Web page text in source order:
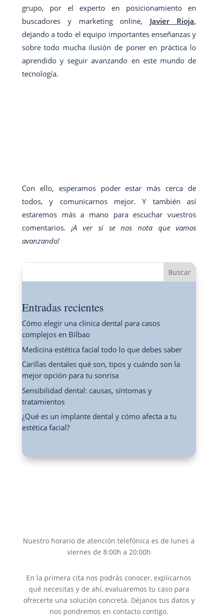
grupo, por el experto en posicionamiento en
buscadores y marketing online, Javier Rioja,
dejando a todo el equipo importantes enseñanzas y
sobre todo mucha ilusión de poner en práctica lo
aprendido y seguir avanzando en este mundo de
tecnología.
Con ello, esperamos poder estar más cerca de
todos, y comunicarnos mejor. Y también así
estaremos más a mano para escuchar vuestros
comentarios. ¡A ver si se nos nota que vamos
avanzando!
Buscar
Entradas recientes
Cómo elegir una clínica dental para casos
complejos en Bilbao
Medicina estética facial todo lo que debes saber
Carillas dentales qué son, tipos y cuándo son la
mejor opción para tu sonrisa
Sensibilidad dental: causas, síntomas y
tratamientos
¿Qué es un implante dental y cómo afecta a tu
estética facial?
Nuestro horario de atención telefónica es de lunes a
viernes de 8:00h a 20:00h
En la primera cita nos podrás conocer, explicarnos
qué necesitas y de ahí, evaluaremos tu caso para
ofrecerte una solución concreta. Déjanos tus datos y
nos pondremos en contacto contigo.